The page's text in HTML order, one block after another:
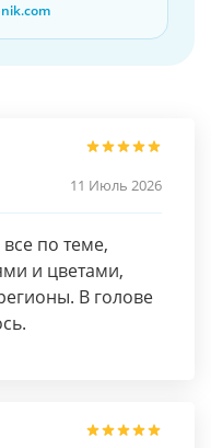
11 Июль 2026
по теме,
и цветами,
В голове